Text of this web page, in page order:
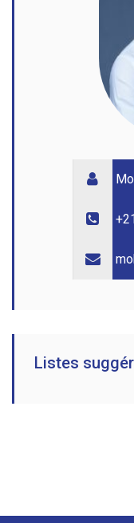
Listes